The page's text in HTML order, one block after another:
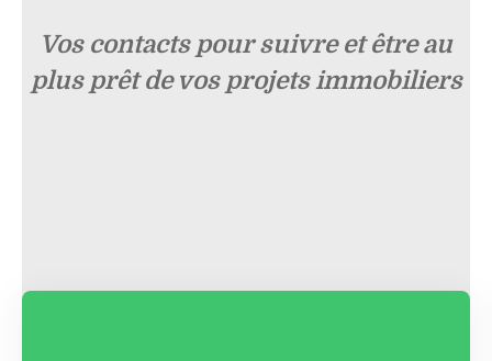
Vos contacts pour suivre et être au
plus prêt de vos projets immobiliers